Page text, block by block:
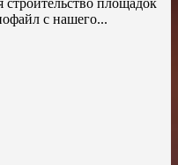
с нашего...